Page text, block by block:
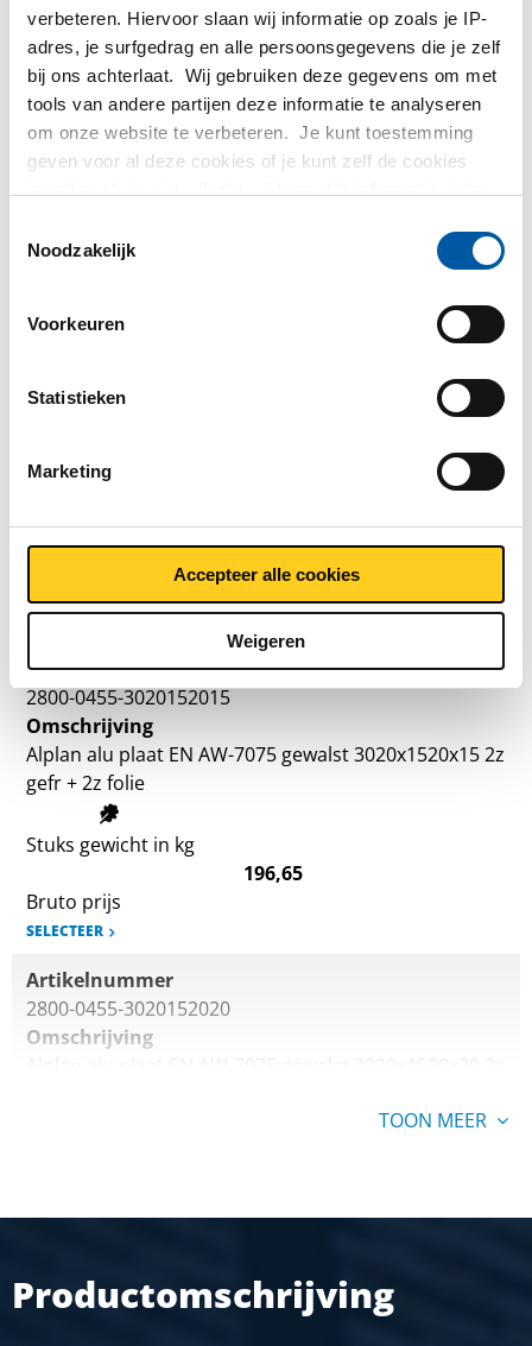
verbeteren. Hiervoor slaan wij informatie op zoals je IP-
adres, je surfgedrag en alle persoonsgegevens die je zelf
bij ons achterlaat. Wij gebruiken deze gegevens om met
tools van andere partijen deze informatie te analyseren
om onze website te verbeteren. Je kunt toestemming
geven voor al deze cookies of je kunt zelf de cookies
partijen waarmee wij samenwerken vind je in ons
Noodzakelijk
Voorkeuren
Statistieken
Marketing
Accepteer alle cookies
Weigeren
Bruto prijslijst: Alplan alu
plaat/band ENAW-7075
gewalst 2z gefreesd+2z
2800-0455-3020152010
gefr + 2z folie
Stuks gewicht in kg
131,10
SELECTEER
Artikelnummer
2800-0455-3020152015
Omschrijving
Alplan alu plaat EN AW-7075 gewalst 3020x1520x15 2z
gefr + 2z folie
Stuks gewicht in kg
196,65
Bruto prijs
SELECTEER
Artikelnummer
2800-0455-3020152020
Omschrijving
Bruto prijs
Artikelnummer
TOON MEER
Productomschrijving